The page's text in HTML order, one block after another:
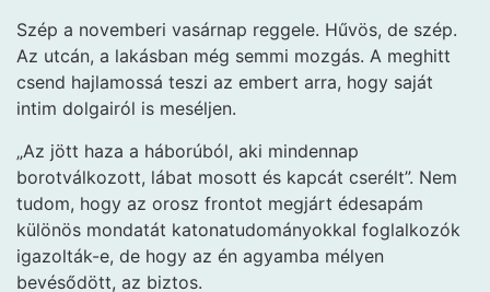
Szép a novemberi vasárnap reggele. Hűvös, de szép.
Az utcán, a lakásban még semmi mozgás. A meghitt
csend hajlamossá teszi az embert arra, hogy saját
intim dolgairól is meséljen.
„Az jött haza a háborúból, aki mindennap
borotválkozott, lábat mosott és kapcát cserélt”. Nem
tudom, hogy az orosz frontot megjárt édesapám
különös mondatát katonatudományokkal foglalkozók
igazolták-e, de hogy az én agyamba mélyen
bevésődött, az biztos.